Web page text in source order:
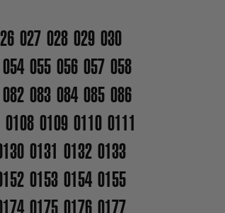
027 028 029 030
054 055 056 057 058
082 083 084 085 086
0108 0109 0110 0111
0131 0132 0133
0153 0154 0155
0175 0176 0177